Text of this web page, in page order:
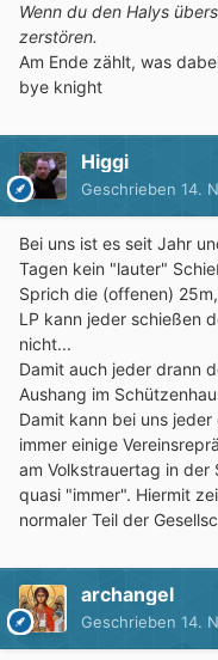
Wenn du den Halys
zerstören.
Am Ende zählt, was
bye knight
Higgi
Geschrieben 14.
Bei uns ist es seit Jahr
Tagen kein "lauter"
Sprich die (offenen)
LP kann jeder schießen
nicht...
Damit auch jeder drann
Aushang im
Damit kann bei uns
immer einige
am Volkstrauertag in
quasi "immer". Hiermit
normaler Teil der
archangel
Geschrieben 14.